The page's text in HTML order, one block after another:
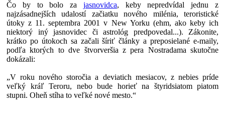
Čo by to bolo za jasnovidca, keby nepredvídal jednu z
najzásadnejších udalostí začiatku nového milénia, teroristické
útoky z 11. septembra 2001 v New Yorku (ehm, ako keby ich
niektorý iný jasnovidec či astrológ predpovedal...). Zákonite,
krátko po útokoch sa začali šíriť články a preposielané e-maily,
podľa ktorých to dve štvorveršia z pera Nostradama skutočne
dokázali:
„V roku nového storočia a deviatich mesiacov, z nebies príde
veľký kráľ Teroru, nebo bude horieť na štyridsiatom piatom
stupni. Oheň stíha to veľké nové mesto.“